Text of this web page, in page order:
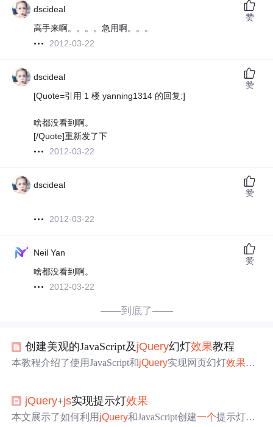
dscideal
高手来啊。。。。急用啊。。。
2012-03-22
赞
dscideal
[Quote=引用 1 楼 yanning1314 的回复:]
啥都没看到啊。
[/Quote]重新发了下
2012-03-22
赞
dscideal
2012-03-22
赞
Neil Yan
啥都没看到啊。
2012-03-22
赞
——到底了——
创建美观的JavaScript及 jQuery幻灯效果教程
本教程介绍了使用JavaScript和jQuery实现网页幻灯效果的
现。同时分析了兼容性问题的原因，并给出应对策略，还
阐述了HTML、CSS、JavaScript在幻灯效果中的应用。
jQuery+js实现提示灯效果
本文展示了如何利用 jQuery和JavaScript创建一个提示灯效